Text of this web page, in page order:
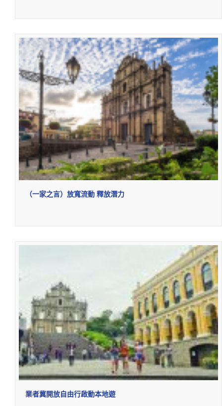
（一家之言）放寬流動 釋放潛力
業者冀開放自由行啟動本地遊